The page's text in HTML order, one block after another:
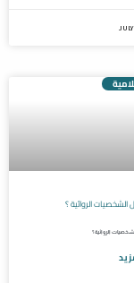
الشخصيات الروائية ؟
الروائية ؟